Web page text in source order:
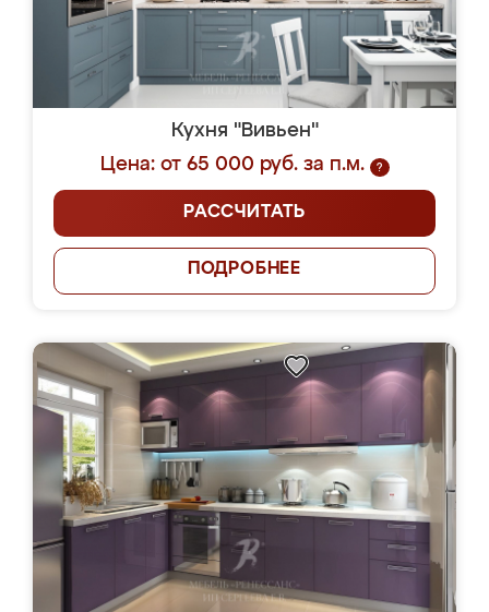
Кухня "Вивьен"
Цена: от 65 000 руб. за п.м.
?
РАССЧИТАТЬ
ПОДРОБНЕЕ